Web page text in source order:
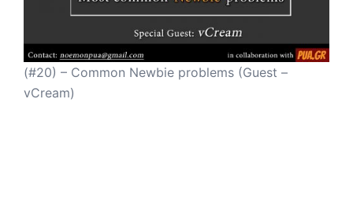
(#20) – Common Newbie problems (Guest –
vCream)